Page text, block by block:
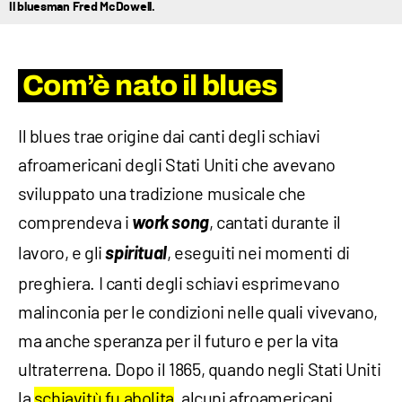
Il bluesman Fred McDowell.
Com’è nato il blues
Il blues trae origine dai canti degli schiavi
afroamericani degli Stati Uniti che avevano
sviluppato una tradizione musicale che
comprendeva i work song, cantati durante il
lavoro, e glispiritual, eseguiti nei momenti di
preghiera. I canti degli schiavi esprimevano
malinconia per le condizioni nelle quali vivevano,
ma anche speranza per il futuro e per la vita
ultraterrena. Dopo il 1865, quando negli Stati Uniti